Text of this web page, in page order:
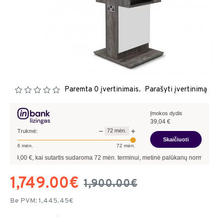
Paremta 0 įvertinimais. Parašyti įvertinimą
1,749.00€ 1,900.00€
Be PVM: 1,445.45€
Trukmė: − 72 mėn. +
6 mėn. 72 mėn.
Įmokos dydis
39,04 €
Skaičiuoti
€, kai sutartis sudaroma72mėn. terminui, metinė palūkanų norma –9,90%